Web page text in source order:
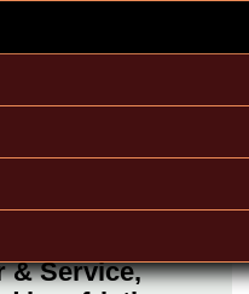
& Service,